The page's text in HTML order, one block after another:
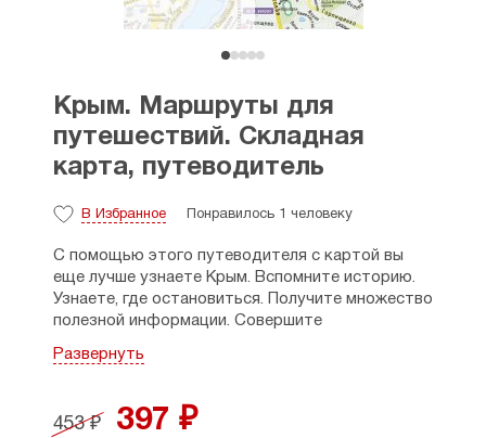
Крым. Маршруты для
путешествий. Складная
карта, путеводитель
В Избранное Понравилось 1 человеку
С помощью этого путеводителя с картой вы
еще лучше узнаете Крым. Вспомните историю.
Узнаете, где остановиться. Получите множество
полезной информации. Совершите
Удобная, сложенная гармошкой карта, будет
города и поселки Крыма, на схемах центра Ялты
и Севастополя отмечены памятники, храмы и
Развернуть
453 ₽ 397 ₽